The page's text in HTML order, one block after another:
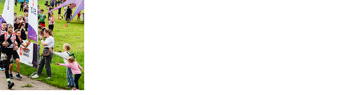
наркотрафика
усилили
в Сеуте на фоне
кризиса
сравнили
в Нью-Йорке и